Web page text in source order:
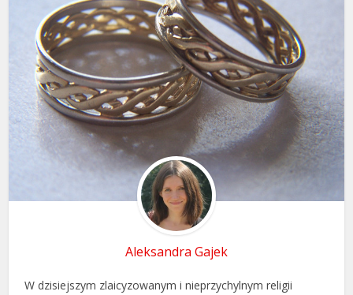
Aleksandra Gajek
W dzisiejszym zlaicyzowanym i nieprzychylnym religii